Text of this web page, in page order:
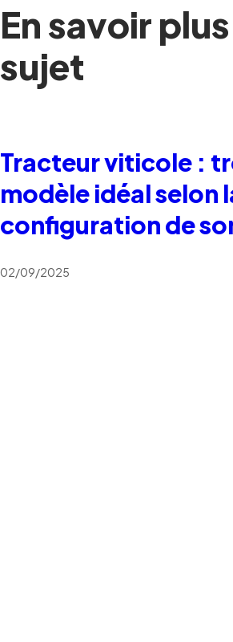
En savoir
sujet
Tracteur viticole :
modèle idéal selon
configuration de
02/09/2025